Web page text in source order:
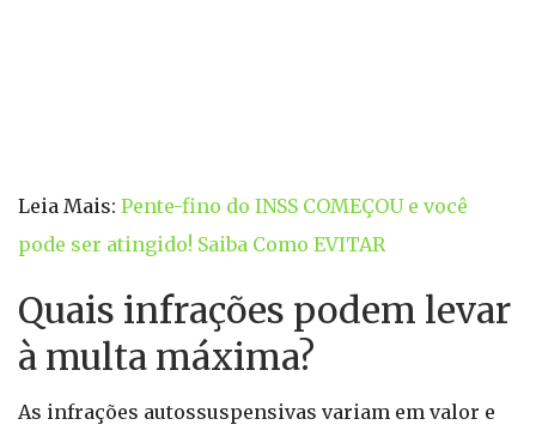
Leia Mais: Pente-fino do INSS COMEÇOU e você
pode ser atingido! Saiba Como EVITAR
Quais infrações podem levar
à multa máxima?
As infrações autossuspensivas variam em valor e